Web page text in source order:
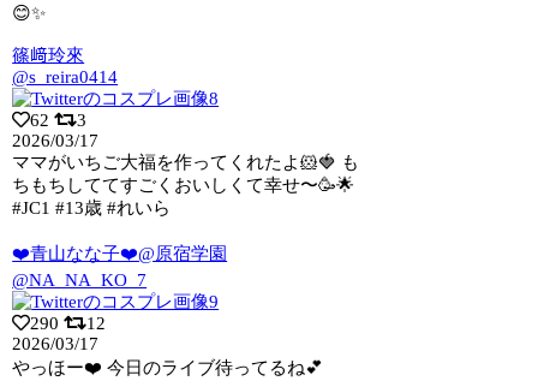
😊✨
篠﨑玲來
@s_reira0414
62
3
2026/03/17
ママがいちご大福を作ってくれたよ🐹🍓 も
ちもちしててすごくおいしくて幸せ〜🥳🌟
#JC1 #13歳 #れいら
❤️青山なな子❤️@原宿学園
@NA_NA_KO_7
290
12
2026/03/17
やっほー❤️ 今日のライブ待ってるね💕︎